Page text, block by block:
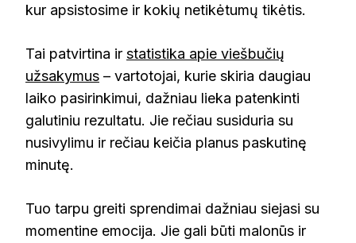
kur apsistosime ir kokių netikėtumų tikėtis.
Tai patvirtina ir statistika apie viešbučių
užsakymus – vartotojai, kurie skiria daugiau
laiko pasirinkimui, dažniau lieka patenkinti
galutiniu rezultatu. Jie rečiau susiduria su
nusivylimu ir rečiau keičia planus paskutinę
minutę.
Tuo tarpu greiti sprendimai dažniau siejasi su
momentine emocija. Jie gali būti malonūs ir